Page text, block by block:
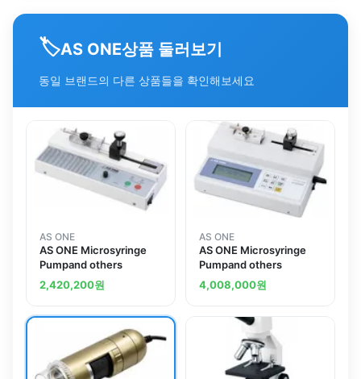
🏷️AS ONE상품 둘러보기
동일 브랜드의 다른 상품들을 확인해보세요
AS ONE
AS ONE Microsyringe
Pumpand others
2,420,200원
AS ONE
AS ONE Microsyringe
Pumpand others
4,008,000원